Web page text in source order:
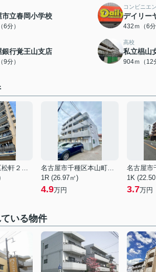
市立春岡小学校
6分）
コンビニエ
デイリー
432ｍ（6分
銀行覚王山支店
9分）
高校
私立椙山
904ｍ（12
名古屋市千種区松軒２丁目
名古屋市千種区本山町２丁目
1R (26.97㎡)
4.9万円
1K
3.7万円
いる物件